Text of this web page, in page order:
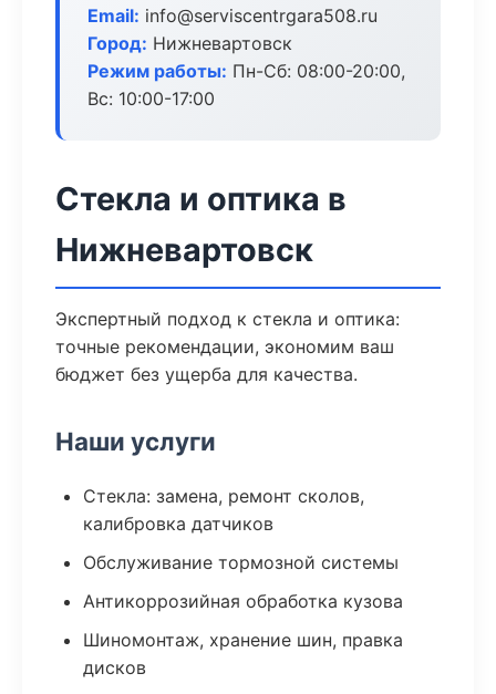
Email: info@serviscentrgara508.ru
Город: Нижневартовск
Режим работы: Пн-Сб: 08:00-20:00,
Вс: 10:00-17:00
Стекла и оптика в
Нижневартовск
Экспертный подход к стекла и оптика:
точные рекомендации, экономим ваш
бюджет без ущерба для качества.
Наши услуги
Стекла: замена, ремонт сколов,
калибровка датчиков
Обслуживание тормозной системы
Антикоррозийная обработка кузова
Шиномонтаж, хранение шин, правка
дисков